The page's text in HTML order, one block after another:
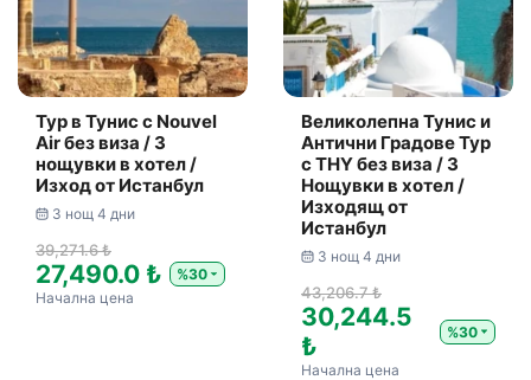
Тур в Тунис с Nouvel
Air без виза / 3
нощувки в хотел /
Изход от Истанбул
3 нощ 4 дни
39,271.6 ₺
27,490.0 ₺
%30
Начална цена
Великолепна Тунис и
Антични Градове Тур
с THY без виза / 3
Нощувки в хотел /
Изходящ от
Истанбул
3 нощ 4 дни
43,206.7 ₺
30,244.5
₺
%30
Начална цена